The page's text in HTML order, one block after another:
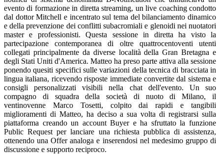
evento di formazione in diretta streaming, un live coaching condotto
dal dottor Mitchell e incentrato sul tema del bilanciamento dinamico
e della prevenzione dei conflitti subacromiali e glenoidi nei nuotatori
master e professionisti. Questa sessione in diretta ha visto la
partecipazione contemporanea di oltre quattrocentoventi utenti
collegati principalmente da diverse località della Gran Bretagna e
degli Stati Uniti d'America. Matteo ha preso parte attiva alla sessione
ponendo quesiti specifici sulle variazioni della tecnica di bracciata in
lingua italiana, ricevendo risposte immediate convertite dal sistema e
consigli personalizzati visibili nella chat dell'evento. Un suo
compagno di squadra della società di nuoto di Milano, il
ventinovenne Marco Tosetti, colpito dai rapidi e tangibili
miglioramenti di Matteo, ha deciso a sua volta di registrarsi sulla
piattaforma creando un account Buyer e ha sfruttato la funzione
Public Request per lanciare una richiesta pubblica di assistenza,
ottenendo una Offer analoga e inserendosi nel medesimo gruppo di
discussione e supporto reciproco.